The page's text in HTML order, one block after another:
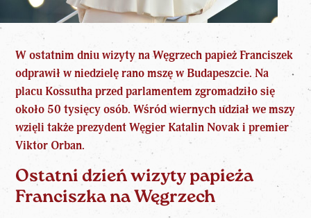
W ostatnim dniu wizyty na Węgrzech papież Franciszek
odprawił w niedzielę rano mszę w Budapeszcie. Na
placu Kossutha przed parlamentem zgromadziło się
około 50 tysięcy osób. Wśród wiernych udział we mszy
wzięli także prezydent Węgier Katalin Novak i premier
Viktor Orban.
Ostatni dzień wizyty papieża
Franciszka na Węgrzech